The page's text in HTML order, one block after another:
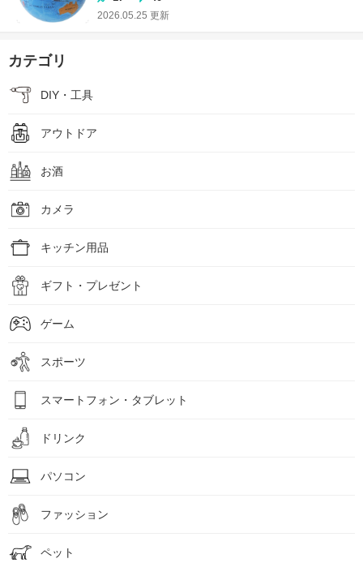
2026.05.25 更新
カテゴリ
DIY・工具
アウトドア
お酒
カメラ
キッチン用品
ギフト・プレゼント
ゲーム
スポーツ
スマートフォン・タブレット
ドリンク
パソコン
ファッション
ペット